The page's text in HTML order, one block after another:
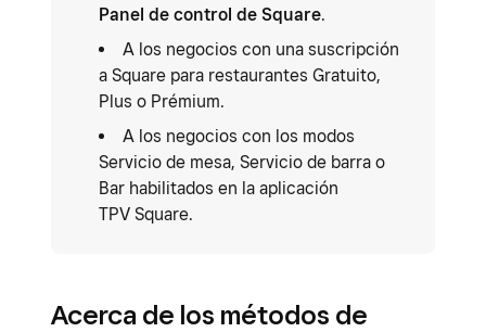
Panel de control de Square.
A los negocios con una suscripción
a Square para restaurantes Gratuito,
Plus o Prémium.
A los negocios con los modos
Servicio de mesa, Servicio de barra o
Bar habilitados en la aplicación
TPV Square.
Acerca de los métodos de